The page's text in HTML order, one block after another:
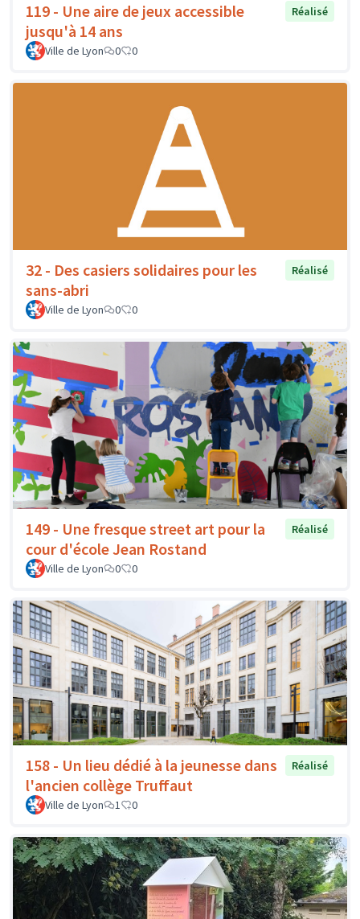
119 - Une aire de jeux accessible
jusqu'à 14 ans
Réalisé
Ville de Lyon 0 0
32 - Des casiers solidaires pour les
sans-abri
Réalisé
Ville de Lyon 0 0
149 - Une fresque street art pour la
cour d'école Jean Rostand
Réalisé
Ville de Lyon 0 0
158 - Un lieu dédié à la jeunesse dans
l'ancien collège Truffaut
Réalisé
Ville de Lyon 1 0